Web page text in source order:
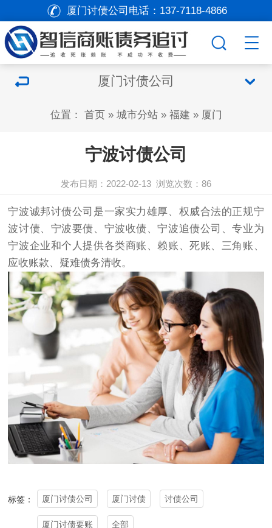
厦门讨债公司电话： 137-7118-4866
厦门讨债公司
位置： 首页» 城市分站» 福建 » 厦门
宁波讨债公司
发布日期：2022-02-13 浏览次数：86
宁波诚邦讨债公司是一家实力雄厚、权威合法的正规宁
波讨债、宁波要债、宁波收债、宁波追债公司、专业为
宁波企业和个人提供各类商账、赖账、死账、三角账、
应收账款、疑难债务清收。
标签： 厦门讨债公司 厦门讨债 讨债公司
厦门讨债要账 全部